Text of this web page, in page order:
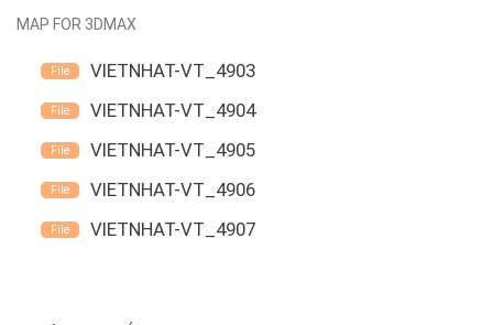
MAP FOR 3DMAX
VIETNHAT-VT_4903
VIETNHAT-VT_4904
VIETNHAT-VT_4905
VIETNHAT-VT_4906
VIETNHAT-VT_4907